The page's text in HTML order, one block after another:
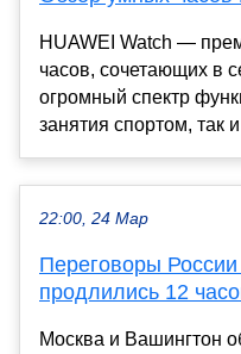
HUAWEI Watch —
часов, сочетающих в
огромный спектр
занятия спортом, так
22:00, 24 Мар
Переговоры
продлились 12
Москва и Вашингтон